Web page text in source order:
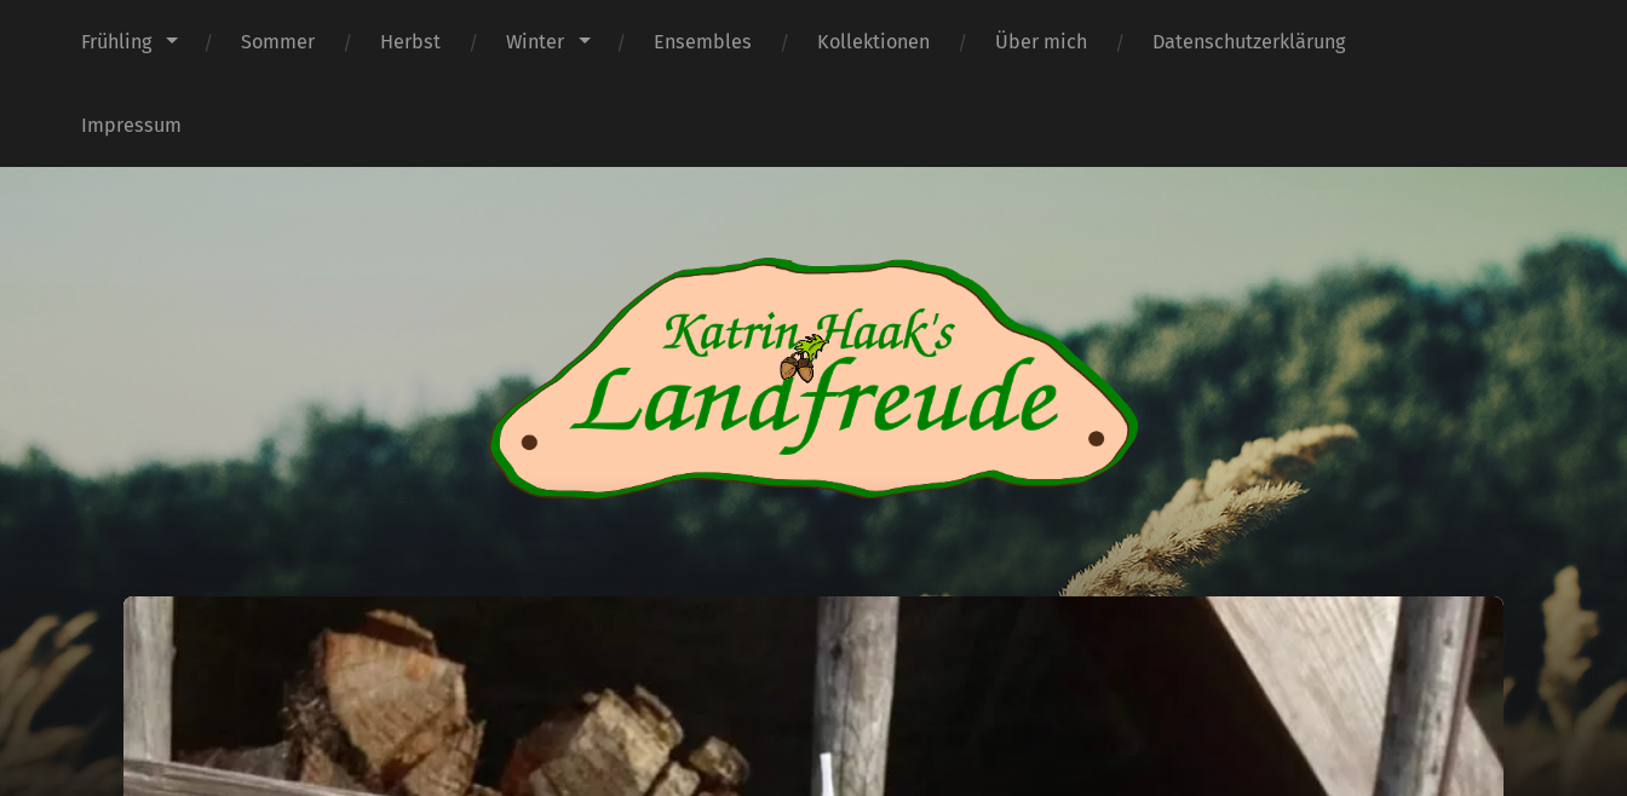
Frühling Sommer Herbst Winter Ensembles Kollektionen Über mich Datenschutzerklärung
Impressum
Katrin